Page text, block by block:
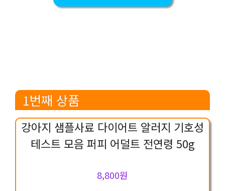
1번째 상품
강아지 샘플사료 다이어트 알러지 기호성
테스트 모음 퍼피 어덜트 전연령 50g
8,800원